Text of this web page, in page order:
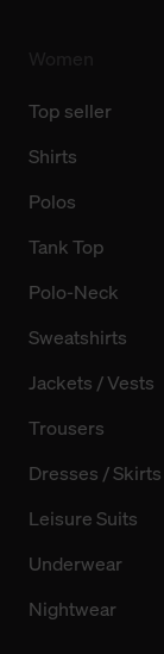
Top seller
Shirts
Polos
Tank Top
Polo-Neck
Sweatshirts
Jackets / Vests
Trousers
Dresses / Skirts
Leisure Suits
Underwear
Nightwear